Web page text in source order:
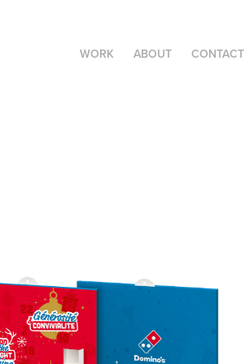
WORK ABOUT CONTACT